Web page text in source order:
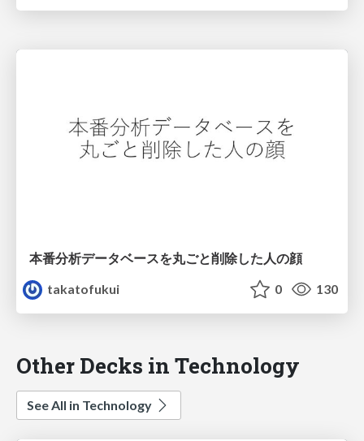
本番分析データベースを丸ごと削除した人の顔
takatofukui
0 130
Other Decks in Technology
See All in Technology